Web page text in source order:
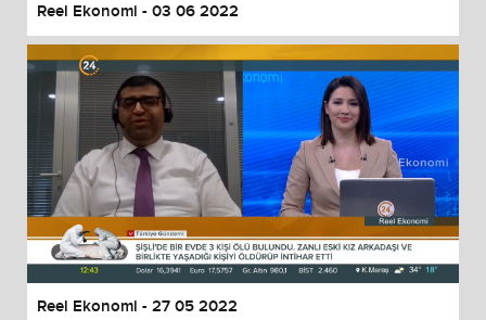
Reel Ekonomi - 03 06 2022
Reel Ekonomi - 27 05 2022